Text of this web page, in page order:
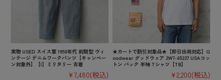
実物 USED スイス軍 1950年代 前期型 ヴィ
ンテージ デニムワークパンツ【キャンペー
ン対象外】【I】ミリタリー 古着
¥7,480(税込)
★カートで割引対象品★【即日出荷対応】G
oodwear グッドウェア 2W7-65227 USAコッ
トン パック 半袖 Tシャツ【TB】
¥2,200(税込)